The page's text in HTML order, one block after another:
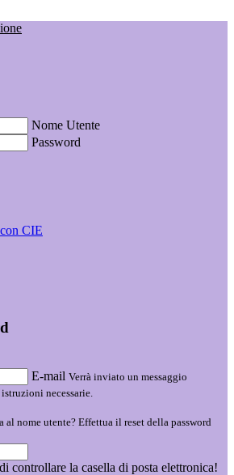
Nome Utente
Password
CIE
E-mail Verrà inviato un messaggio
necessarie.
al nome utente? Effettua il reset della password
controllare la casella di posta elettronica!